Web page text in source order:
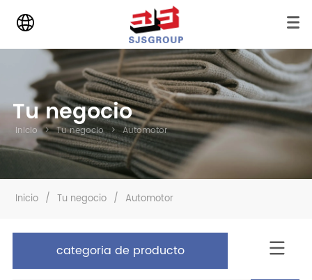
Tu negocio
Inicio > Tu negocio > Automotor
Inicio / Tu negocio / Automotor
categoria de producto